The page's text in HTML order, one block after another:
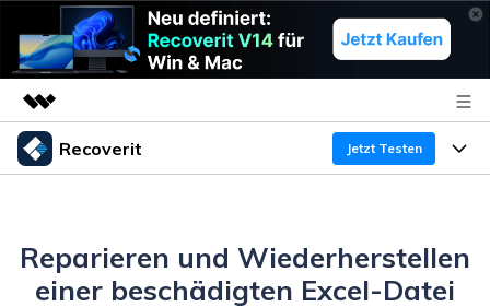
Top-Produkte
Überblick
Lösungen
Über uns
Recoverit Jetzt Testen
Recoverit für Windows
KI
Funktionen
Reparieren und Wiederherstellen
einer beschädigten Excel-Datei